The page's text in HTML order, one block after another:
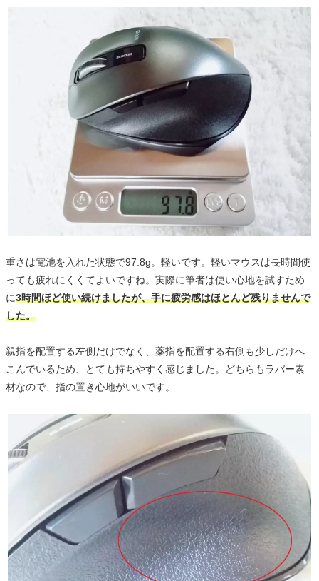
重さは電池を入れた状態で97.8g。軽いです。軽いマウスは長時間使
っても疲れにくくてよいですね。実際に筆者は使い心地を試すため
に3時間ほど使い続けましたが、手に疲労感はほとんど残りませんで
した。
親指を配置する左側だけでなく、薬指を配置する右側も少しだけへ
こんでいるため、とても持ちやすく感じました。どちらもラバー素
材なので、指の置き心地がいいです。